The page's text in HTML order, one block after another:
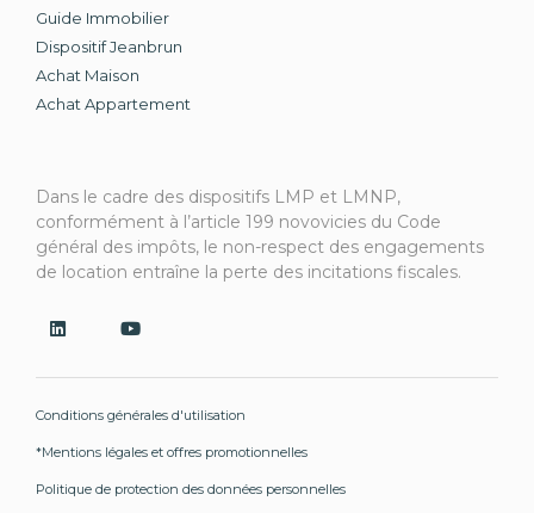
Guide Immobilier
Dispositif Jeanbrun
Achat Maison
Achat Appartement
Dans le cadre des dispositifs LMP et LMNP,
conformément à l’article 199 novovicies du Code
général des impôts, le non-respect des engagements
de location entraîne la perte des incitations fiscales.
Conditions générales d'utilisation
*Mentions légales et offres promotionnelles
Politique de protection des données personnelles